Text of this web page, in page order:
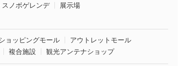
スノボゲレンデ
展示場
ョッピングモール
アウトレットモール
複合施設 観光アンテナショップ